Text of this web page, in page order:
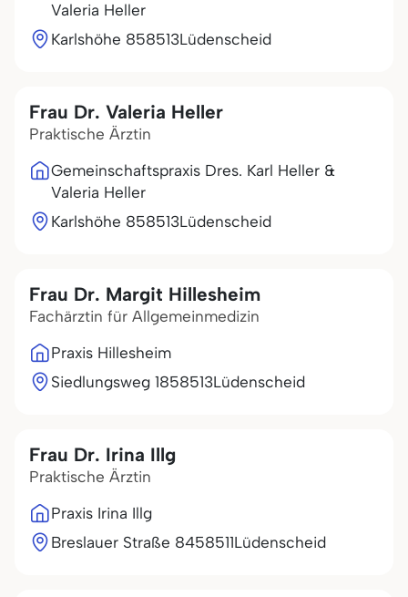
Valeria Heller
Karlshöhe 858513Lüdenscheid
Frau Dr. Valeria Heller
Praktische Ärztin
Gemeinschaftspraxis Dres. Karl Heller &
Valeria Heller
Karlshöhe 858513Lüdenscheid
Frau Dr. Margit Hillesheim
Fachärztin für Allgemeinmedizin
Praxis Hillesheim
Siedlungsweg 1858513Lüdenscheid
Frau Dr. Irina Illg
Praktische Ärztin
Praxis Irina Illg
Breslauer Straße 8458511Lüdenscheid